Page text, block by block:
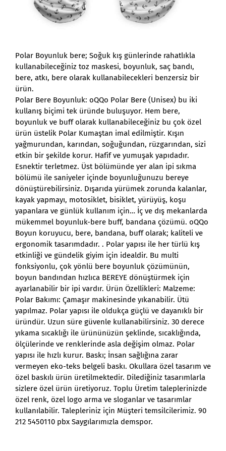
Polar Boyunluk bere; Soğuk kış günlerinde rahatlıkla
kullanabileceğiniz toz maskesi, boyunluk, saç bandı,
bere, atkı, bere olarak kullanabilecekleri benzersiz bir
ürün.
Polar Bere Boyunluk: oQQo Polar Bere (Unisex) bu iki
kullanış biçimi tek üründe buluşuyor. Hem bere,
boyunluk ve buff olarak kullanabileceğiniz bu çok özel
ürün üstelik Polar Kumaştan imal edilmiştir. Kışın
yağmurundan, karından, soğuğundan, rüzgarından, sizi
etkin bir şekilde korur. Hafif ve yumuşak yapıdadır.
Esnektir terletmez. Üst bölümünde yer alan ipi sıkma
bölümü ile saniyeler içinde boyunluğunuzu bereye
dönüştürebilirsiniz. Dışarıda yürümek zorunda kalanlar,
kayak yapmayı, motosiklet, bisiklet, yürüyüş, koşu
yapanlara ve günlük kullanım için… İç ve dış mekanlarda
mükemmel boyunluk-bere buff, bandana çözümü. oQQo
Boyun koruyucu, bere, bandana, buff olarak; kaliteli ve
ergonomik tasarımdadır. . Polar yapısı ile her türlü kış
etkinliği ve gündelik giyim için idealdir. Bu multi
fonksiyonlu, çok yönlü bere boyunluk çözümünün,
boyun bandından hızlıca BEREYE dönüştürmek için
ayarlanabilir bir ipi vardır. Ürün Özellikleri: Malzeme:
Polar Bakımı: Çamaşır makinesinde yıkanabilir. Ütü
yapılmaz. Polar yapısı ile oldukça güçlü ve dayanıklı bir
üründür. Uzun süre güvenle kullanabilirsiniz. 30 derece
yıkama sıcaklığı ile ürününüzün şeklinde, sıcaklığında,
ölçülerinde ve renklerinde asla değişim olmaz. Polar
yapısı ile hızlı kurur. Baskı; İnsan sağlığına zarar
vermeyen eko-teks belgeli baskı. Okullara özel tasarım ve
özel baskılı ürün üretilmektedir. Dilediğiniz tasarımlarla
sizlere özel ürün üretiyoruz. Toplu Üretim taleplerinizde
özel renk, özel logo arma ve sloganlar ve tasarımlar
kullanılabilir. Talepleriniz için Müşteri temsilcilerimiz. 90
212 5450110 pbx Saygılarımızla demspor.